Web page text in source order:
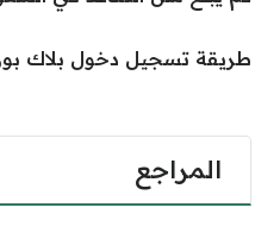
طريقة تسجيل دخول بلاك
المراجع